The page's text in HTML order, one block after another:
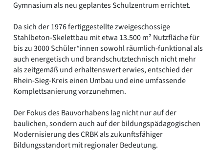
Gymnasium als neu geplantes Schulzentrum errichtet.
Da sich der 1976 fertiggestellte zweigeschossige
Stahlbeton-Skelettbau mit etwa 13.500 m² Nutzfläche für
bis zu 3000 Schüler*innen sowohl räumlich-funktional als
auch energetisch und brandschutztechnisch nicht mehr
als zeitgemäß und erhaltenswert erwies, entschied der
Rhein-Sieg-Kreis einen Umbau und eine umfassende
Komplettsanierung vorzunehmen.
Der Fokus des Bauvorhabens lag nicht nur auf der
baulichen, sondern auch auf der bildungspädagogischen
Modernisierung des CRBK als zukunftsfähiger
Bildungsstandort mit regionaler Bedeutung.